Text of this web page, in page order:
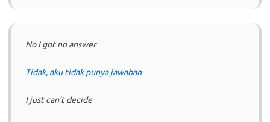
No I got no answer
Tidak, aku tidak punya jawaban
I just can’t decide